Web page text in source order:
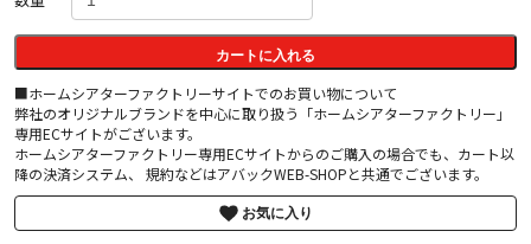
カートに入れる
■ホームシアターファクトリーサイトでのお買い物について
弊社のオリジナルブランドを中心に取り扱う「ホームシアターファクトリー」
専用ECサイトがございます。
ホームシアターファクトリー専用ECサイトからのご購入の場合でも、カート以
降の決済システム、 規約などはアバックWEB-SHOPと共通でございます。
お気に入り